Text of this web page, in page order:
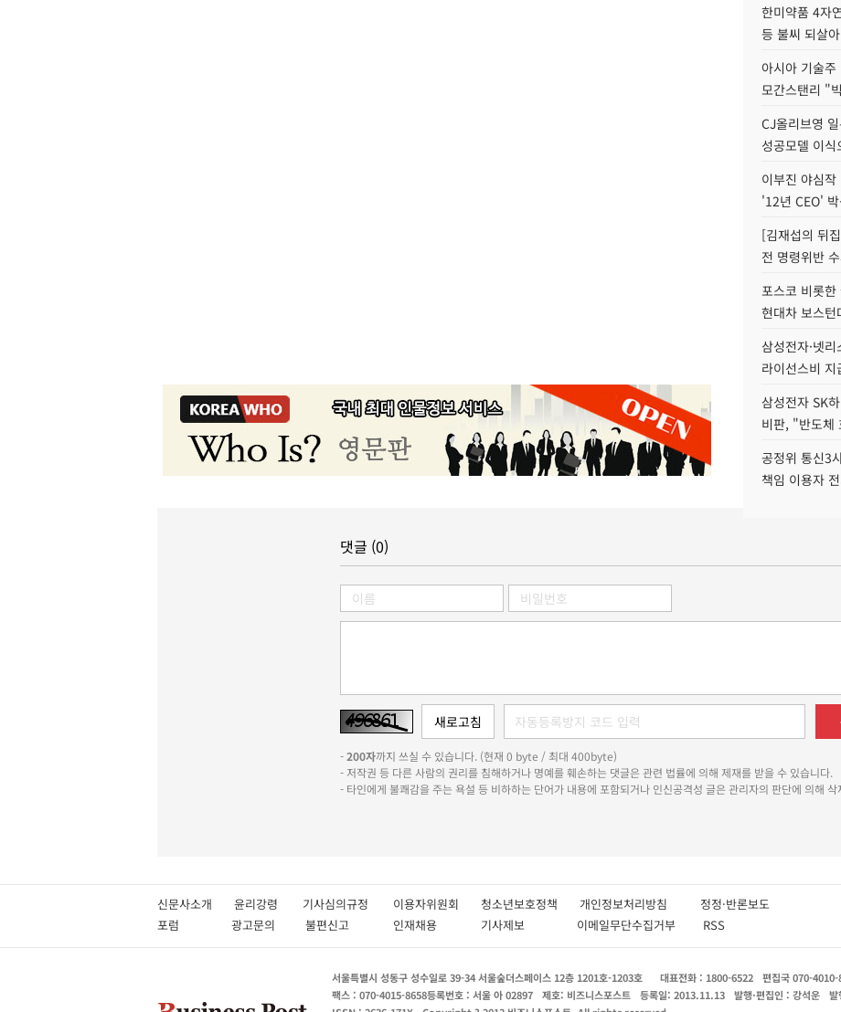
한미약품 4자
등 불씨 되살
아시아 기술
모간스탠리 "
CJ올리브영
성공모델 이
이부진 야심
'12년 CEO'
[김재섭의 뒤
전 명령위반
포스코 비롯
현대차 보스턴
삼성전자·넷
라이선스비 지
삼성전자 SK
비판, "반도체
공정위 통신3
책임 이용자
댓글 (0)
-200자까지 쓰실 수 있습니다. (현재 0 byte / 최대 400byte)
- 저작권 등 다른 사람의 권리를 침해하거나 명예를 훼손하는 댓글은 관련 법률에 의해 제재를 받을 수 있습니다.
- 타인에게 불쾌감을 주는 욕설 등 비하하는 단어가 내용에 포함되거나 인신공격성 글은 관리자의 판단에 의해 삭
신문사소개 윤리강령 기사심의규정 이용자위원회 청소년보호정책 개인정보처리방침 정정·반론보도
포럼
광고문의 불편신고 인재채용 기사제보 이메일무단수집거부 RSS
서울특별시 성동구 성수일로 39-34 서울숲더스페이스 12층 1201호-1203호 대표전화 : 1800-6522 편집국 070-
팩스 : 070-4015-8658등록번호 : 서울 아 02897 제호: 비즈니스포스트 등록일: 2013.11.13 발행·편집인 : 강석운 발